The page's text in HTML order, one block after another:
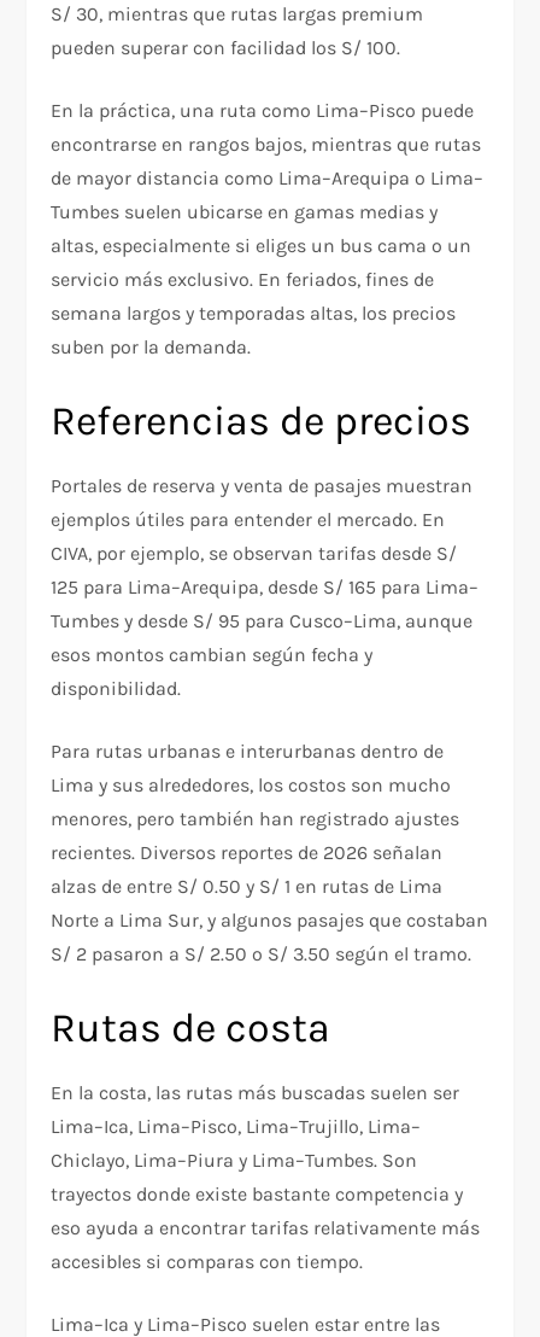
S/ 30, mientras que rutas largas premium
pueden superar con facilidad los S/ 100.
En la práctica, una ruta como Lima–Pisco puede
encontrarse en rangos bajos, mientras que rutas
de mayor distancia como Lima–Arequipa o Lima–
Tumbes suelen ubicarse en gamas medias y
altas, especialmente si eliges un bus cama o un
servicio más exclusivo. En feriados, fines de
semana largos y temporadas altas, los precios
suben por la demanda.
Referencias de precios
Portales de reserva y venta de pasajes muestran
ejemplos útiles para entender el mercado. En
CIVA, por ejemplo, se observan tarifas desde S/
125 para Lima–Arequipa, desde S/ 165 para Lima–
Tumbes y desde S/ 95 para Cusco–Lima, aunque
esos montos cambian según fecha y
disponibilidad.
Para rutas urbanas e interurbanas dentro de
Lima y sus alrededores, los costos son mucho
menores, pero también han registrado ajustes
recientes. Diversos reportes de 2026 señalan
alzas de entre S/ 0.50 y S/ 1 en rutas de Lima
Norte a Lima Sur, y algunos pasajes que costaban
S/ 2 pasaron a S/ 2.50 o S/ 3.50 según el tramo.
Rutas de costa
En la costa, las rutas más buscadas suelen ser
Lima–Ica, Lima–Pisco, Lima–Trujillo, Lima–
Chiclayo, Lima–Piura y Lima–Tumbes. Son
trayectos donde existe bastante competencia y
eso ayuda a encontrar tarifas relativamente más
accesibles si comparas con tiempo.
Lima–Ica y Lima–Pisco suelen estar entre las